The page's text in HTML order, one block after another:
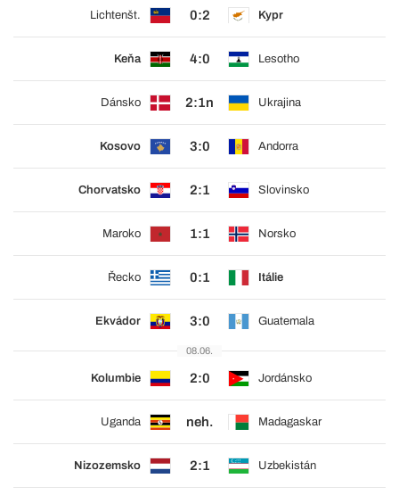
Lichtenšt. 0:2 Kypr
Keňa 4:0 Lesotho
Dánsko 2:1n Ukrajina
Kosovo 3:0 Andorra
Chorvatsko 2:1 Slovinsko
Maroko 1:1 Norsko
Řecko 0:1 Itálie
Ekvádor 3:0 Guatemala
08.06.
Kolumbie 2:0 Jordánsko
Uganda neh. Madagaskar
Nizozemsko 2:1 Uzbekistán